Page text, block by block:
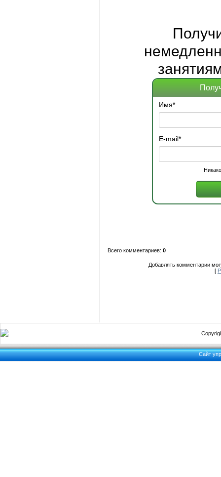
Имя*
E-mail*
Всего комментариев: 0
Добавлять комментарии
[
Сайт